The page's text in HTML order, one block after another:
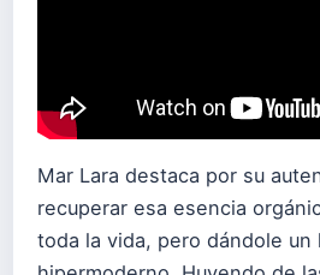
Mar Lara destaca por su
recuperar esa esencia
toda la vida, pero dándole un